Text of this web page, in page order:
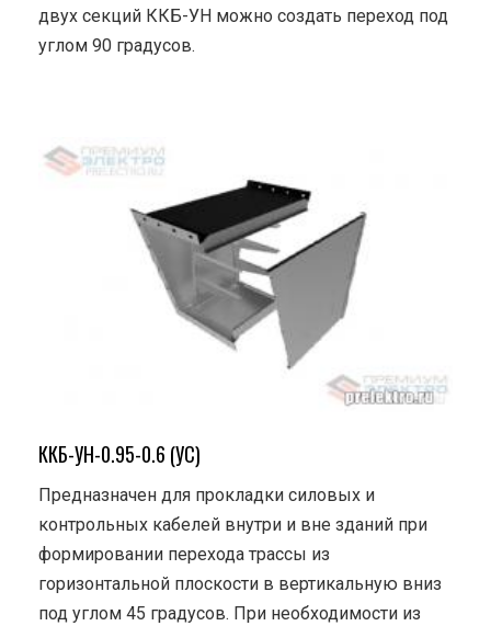
двух секций ККБ-УН можно создать переход под
углом 90 градусов.
ККБ-УН-0.95-0.6 (УС)
Предназначен для прокладки силовых и
контрольных кабелей внутри и вне зданий при
формировании перехода трассы из
горизонтальной плоскости в вертикальную вниз
под углом 45 градусов. При необходимости из